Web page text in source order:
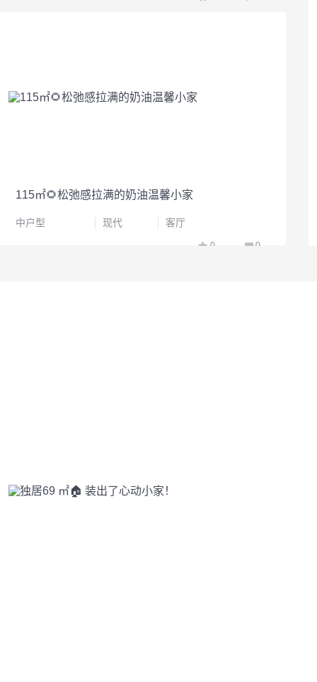
115㎡🌻松弛感拉满的奶油温馨小家
中户型 现代 客厅
0 0